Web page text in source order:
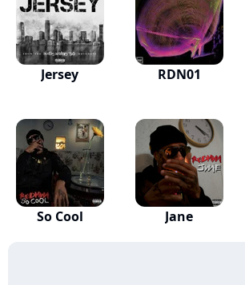
Jersey RDN01
So Cool Jane